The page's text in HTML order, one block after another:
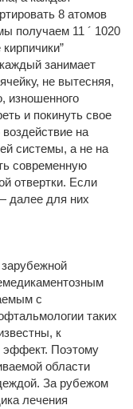
8 атомов
получаем 11 ´ 1020
занимает
не вытесняя,
изношенного
и покинуть свое
на
системы, а не на
современную
отвертки. Если
далее для них
с
таких
к
Поэтому
области
За рубежом
лечения